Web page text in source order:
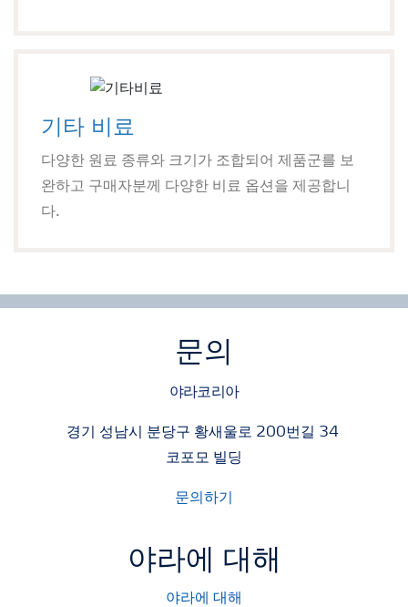
기타 비료
다양한 원료 종류와 크기가 조합되어 제품군를 보
완하고 구매자분께 다양한 비료 옵션을 제공합니
다.
문의
야라코리아
경기 성남시 분당구 황새울로 200번길 34
코포모 빌딩
문의하기
야라에 대해
야라에 대해